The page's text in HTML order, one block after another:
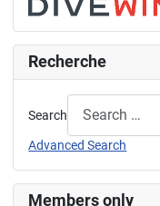
Recherche
Search
Advanced Search
Members only